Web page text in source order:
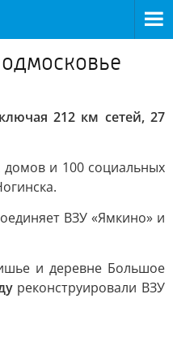
212 км сетей, 27
домов и 100 социальных
ВЗУ «Ямкино» и
и деревне Большое
реконструировали ВЗУ